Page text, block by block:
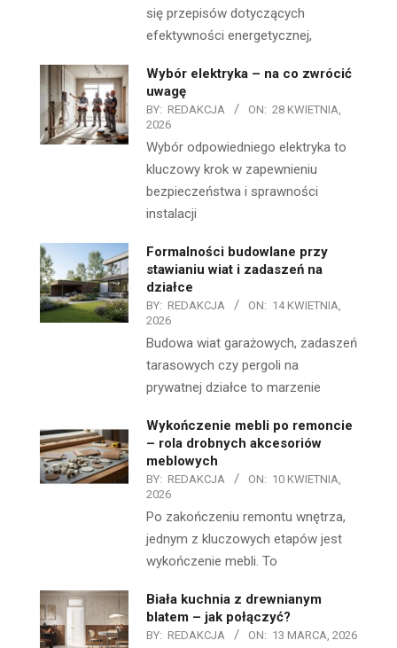
się przepisów dotyczących
efektywności energetycznej,
Wybór elektryka – na co zwrócić
uwagę
BY: REDAKCJA ON: 28 KWIETNIA,
2026
Wybór odpowiedniego elektryka to
kluczowy krok w zapewnieniu
bezpieczeństwa i sprawności
instalacji
Formalności budowlane przy
stawianiu wiat i zadaszeń na
działce
BY: REDAKCJA ON: 14 KWIETNIA,
2026
Budowa wiat garażowych, zadaszeń
tarasowych czy pergoli na
prywatnej działce to marzenie
Wykończenie mebli po remoncie
– rola drobnych akcesoriów
meblowych
BY: REDAKCJA ON: 10 KWIETNIA,
2026
Po zakończeniu remontu wnętrza,
jednym z kluczowych etapów jest
wykończenie mebli. To
Biała kuchnia z drewnianym
blatem – jak połączyć?
BY: REDAKCJA ON: 13 MARCA, 2026